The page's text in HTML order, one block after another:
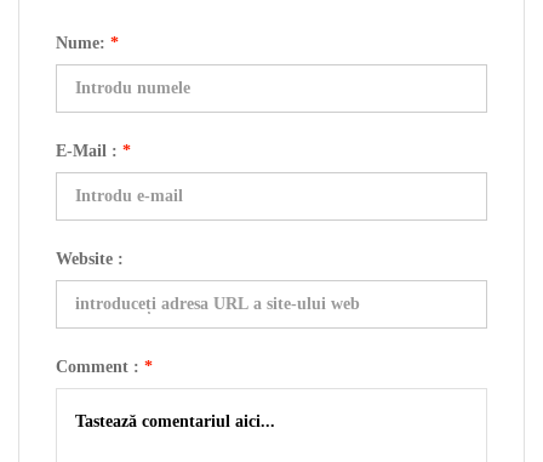
Nume: *
E-Mail : *
Website :
Comment : *